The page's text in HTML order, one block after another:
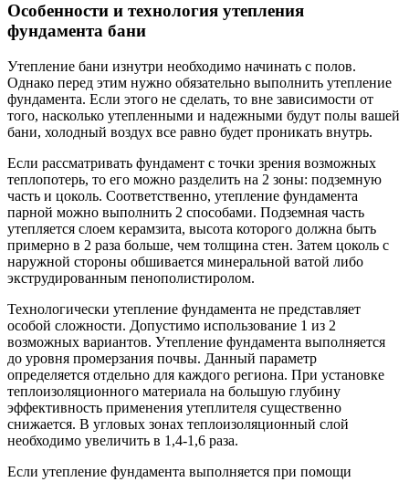
Особенности и технология утепления
фундамента бани
Утепление бани изнутри необходимо начинать с полов.
Однако перед этим нужно обязательно выполнить утепление
фундамента. Если этого не сделать, то вне зависимости от
того, насколько утепленными и надежными будут полы вашей
бани, холодный воздух все равно будет проникать внутрь.
Если рассматривать фундамент с точки зрения возможных
теплопотерь, то его можно разделить на 2 зоны: подземную
часть и цоколь. Соответственно, утепление фундамента
парной можно выполнить 2 способами. Подземная часть
утепляется слоем керамзита, высота которого должна быть
примерно в 2 раза больше, чем толщина стен. Затем цоколь с
наружной стороны обшивается минеральной ватой либо
экструдированным пенополистиролом.
Технологически утепление фундамента не представляет
особой сложности. Допустимо использование 1 из 2
возможных вариантов. Утепление фундамента выполняется
до уровня промерзания почвы. Данный параметр
определяется отдельно для каждого региона. При установке
теплоизоляционного материала на большую глубину
эффективность применения утеплителя существенно
снижается. В угловых зонах теплоизоляционный слой
необходимо увеличить в 1,4-1,6 раза.
Если утепление фундамента выполняется при помощи